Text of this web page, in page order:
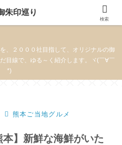
朱印巡り
、２０００社目指して、オリジナルの御
目線で、ゆる～く紹介します。ヾ(￣∀￣
*)
熊本ご当地グルメ
】新鮮な海鮮がいた
朱印巡り
検索